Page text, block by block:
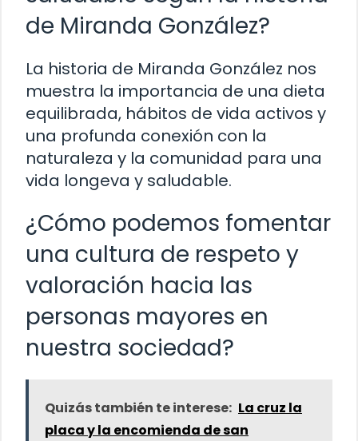
de Miranda González?
La historia de Miranda González nos
muestra la importancia de una dieta
equilibrada, hábitos de vida activos y
una profunda conexión con la
naturaleza y la comunidad para una
vida longeva y saludable.
¿Cómo podemos fomentar
una cultura de respeto y
valoración hacia las
personas mayores en
nuestra sociedad?
Quizás también te interese: La cruz la
placa y la encomienda de san